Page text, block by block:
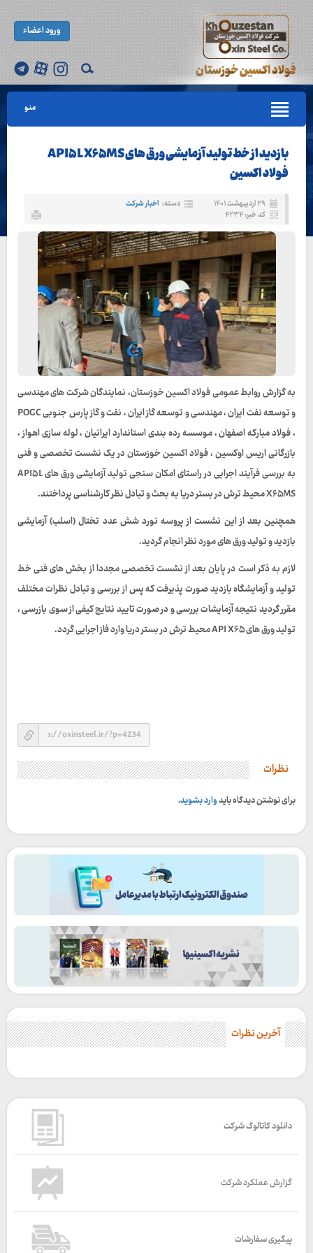
ورود اعضاء
منو
بازدید از خط تولید آزمایشی ورق های API۵L X۶۵MS
فولاد اکسین
۲۹ اردیبهشت ۱۴۰۱ دسته: اخبار شرکت
کد خبر: ۴۲۳۴
به گزارش روابط عمومی فولاد اکسین خوزستان، نمایندگان شرکت های مهندسی
و توسعه نفت ایران ، مهندسی و توسعه گاز ایران ، نفت و گاز پارس جنوبی POGC
، فولاد مبارکه اصفهان ، موسسه رده بندی استاندارد ایرانیان ، لوله سازی اهواز ،
بازرگانی اریس اوکسین ، فولاد اکسین خوزستان در یک نشست تخصصی و فنی
به بررسی فرآیند اجرایی در راستای امکان سنجی تولید آزمایشی ورق های API۵L
X۶۵MS محیط ترش در بستر دریا به بحث و تبادل نظر کارشناسی پرداختند.
همچنین بعد از این نشست از پروسه نورد شش عدد تختال (اسلب) آزمایشی
بازدید و تولید ورق های مورد نظر انجام گرديد.
لازم به ذکر است در پایان بعد از نشست تخصصی مجددا از بخش های فنی خط
تولید و آزمایشگاه بازدید صورت پذیرفت که پس از بررسی و تبادل نظرات مختلف
مقرر گردید نتیجه آزمایشات بررسی و در صورت تایید نتایج کیفی از سوی بازرسی ،
تولید ورق های API X۶۵ محیط ترش در بستر دریا وارد فاز اجرایی گردد.
نظرات
برای نوشتن دیدگاه بایدوارد بشوید.
آخرین نظرات
دانلود کاتالوگ شرکت
گزارش عملکرد شرکت
پیگیری سفارشات